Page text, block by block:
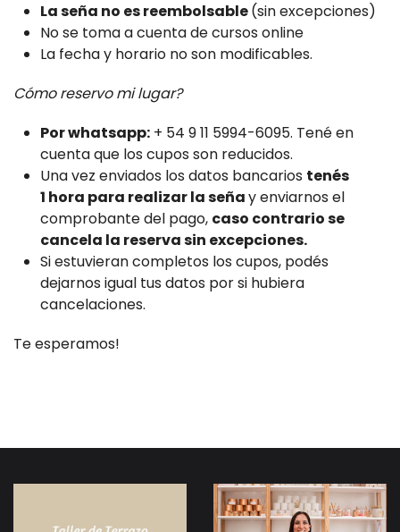
La seña no es reembolsable(sin excepciones)
No se toma a cuenta de cursos online
La fecha y horario no son modificables.
Cómo reservo mi lugar?
Por whatsapp: + 54 9 11 5994-6095. Tené en
cuenta que los cupos son reducidos.
Una vez enviados los datos bancarios tenés
1 hora para realizar la señay enviarnos el
comprobante del pago, caso contrario se
cancela la reserva sin excepciones.
Si estuvieran completos los cupos, podés
dejarnos igual tus datos por si hubiera
cancelaciones.
Te esperamos!